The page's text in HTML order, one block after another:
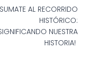
AL RECORRIDO
HISTÓRICO:
NUESTRA
HISTORIA!